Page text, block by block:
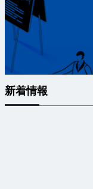
新着情報